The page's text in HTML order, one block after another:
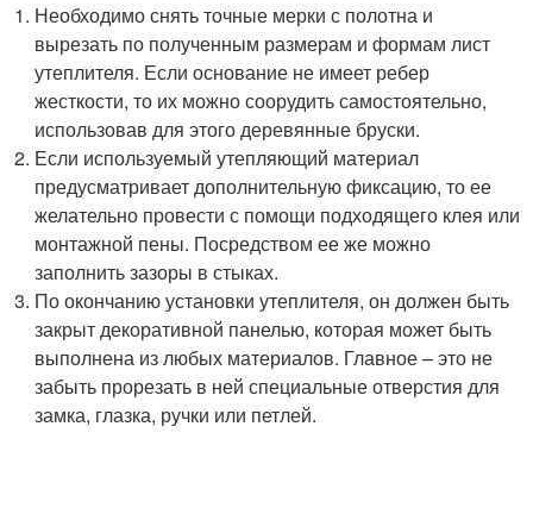
Необходимо снять точные мерки с полотна и
вырезать по полученным размерам и формам лист
утеплителя. Если основание не имеет ребер
жесткости, то их можно соорудить самостоятельно,
использовав для этого деревянные бруски.
Если используемый утепляющий материал
предусматривает дополнительную фиксацию, то ее
желательно провести с помощи подходящего клея или
монтажной пены. Посредством ее же можно
заполнить зазоры в стыках.
По окончанию установки утеплителя, он должен быть
закрыт декоративной панелью, которая может быть
выполнена из любых материалов. Главное – это не
забыть прорезать в ней специальные отверстия для
замка, глазка, ручки или петлей.